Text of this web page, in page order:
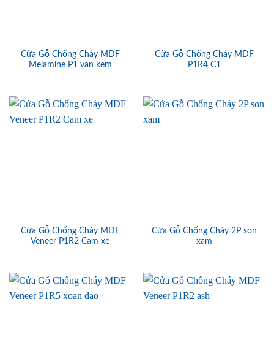
Cửa Gỗ Chống Cháy MDF
Melamine P1 van kem
Cửa Gỗ Chống Cháy MDF
P1R4 C1
Cửa Gỗ Chống Cháy MDF
Veneer P1R2 Cam xe
Cửa Gỗ Chống Cháy 2P son
xam